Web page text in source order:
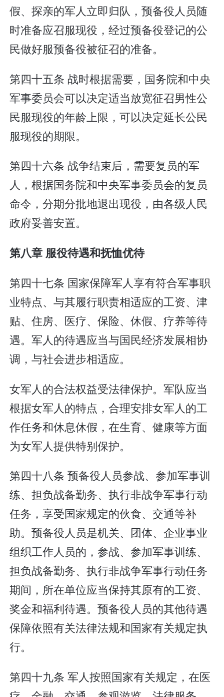
假、探亲的军人立即归队，预备役人员随
时准备应召服现役，经过预备役登记的公
民做好服预备役被征召的准备。
第四十五条 战时根据需要，国务院和中央
军事委员会可以决定适当放宽征召男性公
民服现役的年龄上限，可以决定延长公民
服现役的期限。
第四十六条 战争结束后，需要复员的军
人，根据国务院和中央军事委员会的复员
命令，分期分批地退出现役，由各级人民
政府妥善安置。
第八章 服役待遇和抚恤优待
第四十七条 国家保障军人享有符合军事职
业特点、与其履行职责相适应的工资、津
贴、住房、医疗、保险、休假、疗养等待
遇。军人的待遇应当与国民经济发展相协
调，与社会进步相适应。
女军人的合法权益受法律保护。军队应当
根据女军人的特点，合理安排女军人的工
作任务和休息休假，在生育、健康等方面
为女军人提供特别保护。
第四十八条 预备役人员参战、参加军事训
练、担负战备勤务、执行非战争军事行动
任务，享受国家规定的伙食、交通等补
助。预备役人员是机关、团体、企业事业
组织工作人员的，参战、参加军事训练、
担负战备勤务、执行非战争军事行动任务
期间，所在单位应当保持其原有的工资、
奖金和福利待遇。预备役人员的其他待遇
保障依照有关法律法规和国家有关规定执
行。
第四十九条 军人按照国家有关规定，在医